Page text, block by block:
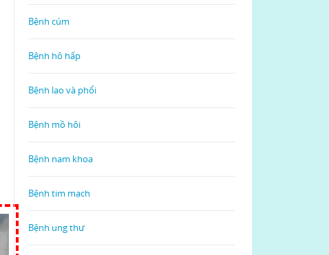
Bệnh cúm
Bệnh hô hấp
Bệnh lao và phổi
Bệnh mồ hôi
Bệnh nam khoa
Bệnh tim mạch
Bệnh ung thư